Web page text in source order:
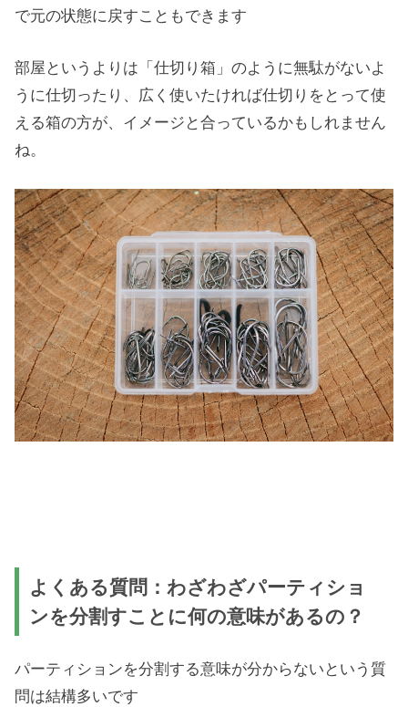
で元の状態に戻すこともできます
部屋というよりは「仕切り箱」のように無駄がないよ
うに仕切ったり、広く使いたければ仕切りをとって使
える箱の方が、イメージと合っているかもしれません
ね。
よくある質問：わざわざパーティショ
ンを分割すことに何の意味があるの？
パーティションを分割する意味が分からないという質
問は結構多いです